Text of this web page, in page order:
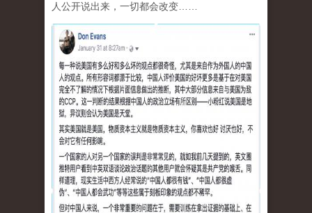
人公开说出来，一切都会改变……